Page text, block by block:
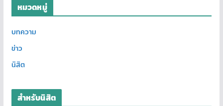
หมวดหมู่
บทความ
ข่าว
นิสิต
สำหรับนิสิต